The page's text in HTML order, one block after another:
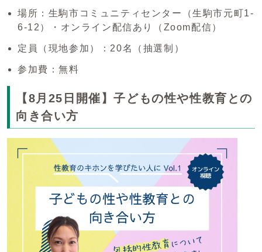
場所：生駒市コミュニティセンター（生駒市元町1-
6-12）・オンライン配信あり（Zoom配信）
定員（現地参加）：20名（抽選制）
参加費：無料
【8月25日開催】子どもの性や性教育との
向き合い方